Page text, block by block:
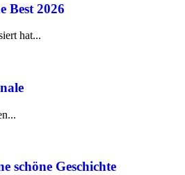
Best 2026
hat...
schöne Geschichte